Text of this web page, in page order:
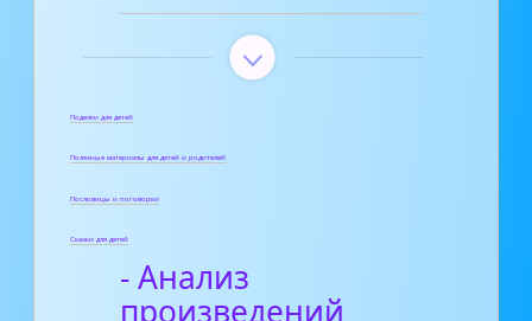
Поделки для детей
Полезные материалы для детей и родителей
Пословицы и поговорки
Сказки для детей
- Анализ
произведений